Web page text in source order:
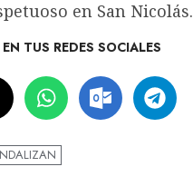
en San Nicolás.
TUS REDES SOCIALES